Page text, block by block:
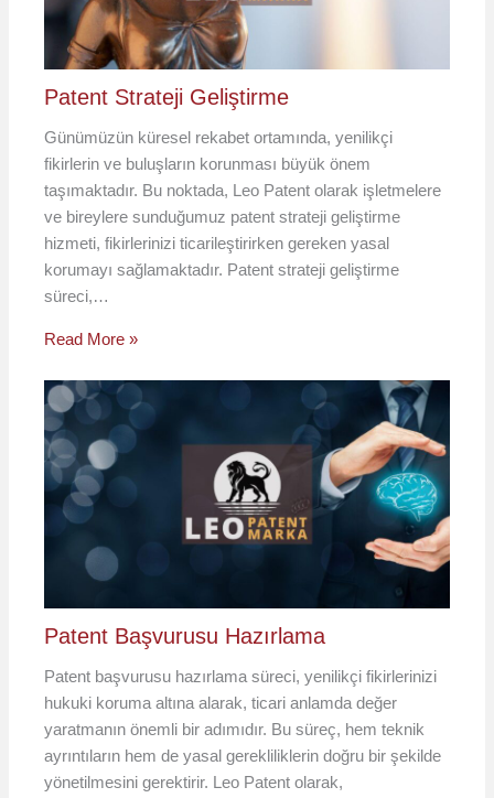
Patent Strateji Geliştirme
Günümüzün küresel rekabet ortamında, yenilikçi
fikirlerin ve buluşların korunması büyük önem
taşımaktadır. Bu noktada, Leo Patent olarak işletmelere
ve bireylere sunduğumuz patent strateji geliştirme
hizmeti, fikirlerinizi ticarileştirirken gereken yasal
korumayı sağlamaktadır. Patent strateji geliştirme
süreci,…
Read More »
Patent Başvurusu Hazırlama
Patent başvurusu hazırlama süreci, yenilikçi fikirlerinizi
hukuki koruma altına alarak, ticari anlamda değer
yaratmanın önemli bir adımıdır. Bu süreç, hem teknik
ayrıntıların hem de yasal gerekliliklerin doğru bir şekilde
yönetilmesini gerektirir. Leo Patent olarak,